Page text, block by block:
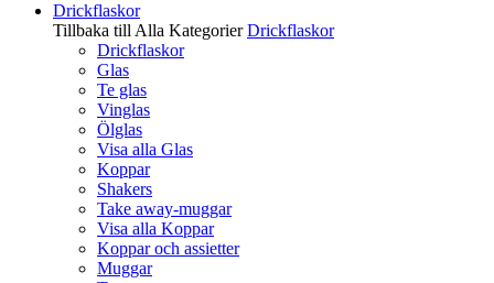
Drickflaskor
Tillbaka till Alla Kategorier Drickflaskor
Drickflaskor
Glas
Te glas
Vinglas
Ölglas
Visa alla Glas
Koppar
Shakers
Take away-muggar
Visa alla Koppar
Koppar och assietter
Muggar